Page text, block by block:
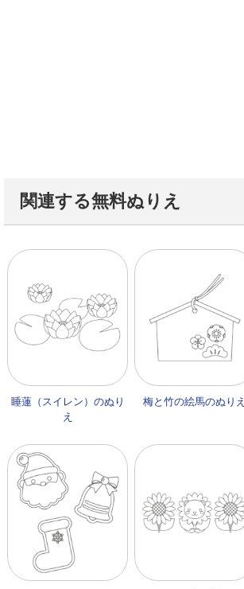
関連する無料ぬりえ
睡蓮（スイレン）のぬり
え
梅と竹の絵馬のぬりえ